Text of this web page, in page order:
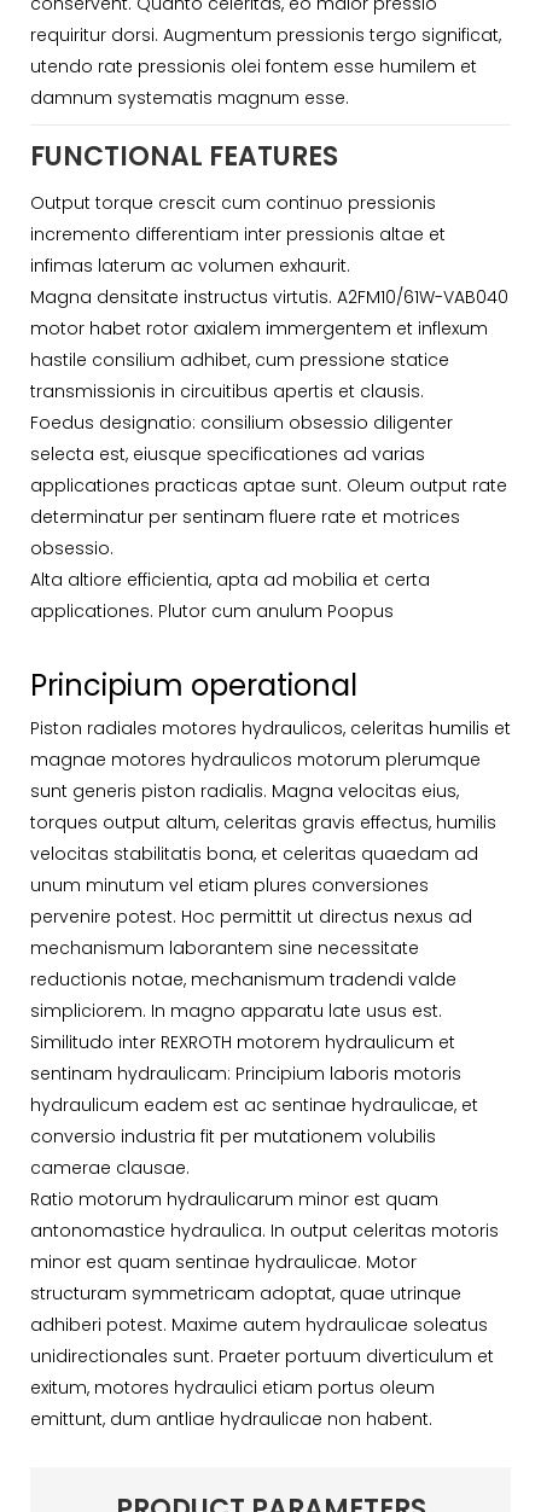
requiritur dorsi. Augmentum pressionis tergo significat,
utendo rate pressionis olei fontem esse humilem et
damnum systematis magnum esse.
FUNCTIONAL FEATURES
Output torque crescit cum continuo pressionis
incremento differentiam inter pressionis altae et
infimas laterum ac volumen exhaurit.
Magna densitate instructus virtutis. A2FM10/61W-VAB040
motor habet rotor axialem immergentem et inflexum
hastile consilium adhibet, cum pressione statice
transmissionis in circuitibus apertis et clausis.
Foedus designatio: consilium obsessio diligenter
selecta est, eiusque specificationes ad varias
applicationes practicas aptae sunt. Oleum output rate
determinatur per sentinam fluere rate et motrices
obsessio.
Alta altiore efficientia, apta ad mobilia et certa
applicationes. Plutor cum anulum Poopus
Principium operational
Piston radiales motores hydraulicos, celeritas humilis et
magnae motores hydraulicos motorum plerumque
sunt generis piston radialis. Magna velocitas eius,
torques output altum, celeritas gravis effectus, humilis
velocitas stabilitatis bona, et celeritas quaedam ad
unum minutum vel etiam plures conversiones
pervenire potest. Hoc permittit ut directus nexus ad
mechanismum laborantem sine necessitate
reductionis notae, mechanismum tradendi valde
simpliciorem. In magno apparatu late usus est.
Similitudo inter REXROTH motorem hydraulicum et
sentinam hydraulicam: Principium laboris motoris
hydraulicum eadem est ac sentinae hydraulicae, et
conversio industria fit per mutationem volubilis
camerae clausae.
Ratio motorum hydraulicarum minor est quam
antonomastice hydraulica. In output celeritas motoris
minor est quam sentinae hydraulicae. Motor
structuram symmetricam adoptat, quae utrinque
adhiberi potest. Maxime autem hydraulicae soleatus
unidirectionales sunt. Praeter portuum diverticulum et
exitum, motores hydraulici etiam portus oleum
emittunt, dum antliae hydraulicae non habent.